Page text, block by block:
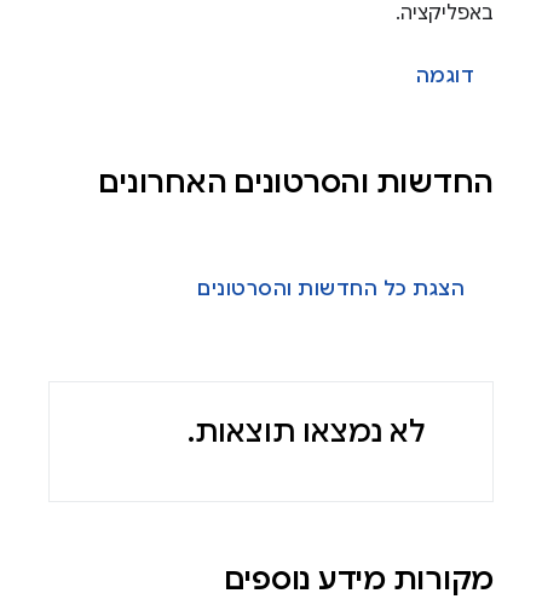
באפליקציה.
דוגמה
החדשות והסרטונים האחרונים
הצגת כל החדשות והסרטונים
לא נמצאו תוצאות.
מקורות מידע נוספים